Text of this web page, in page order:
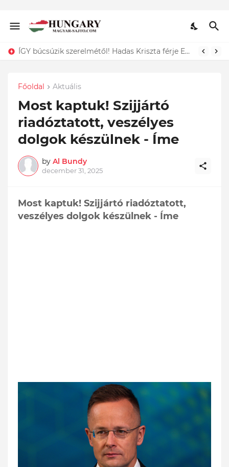
Dráma: Ő az a 11 hónapos kisgyermek, akit egy kukában találtak és csak a szerencsének köszönhető, hogy életben maradt. Döbbenet ami történt:
Főoldal Aktuális
Most kaptuk! Szijjártó
riadóztatott, veszélyes
dolgok készülnek - Íme
by Al Bundy
december 31, 2025
Most kaptuk! Szijjártó riadóztatott,
veszélyes dolgok készülnek - Íme